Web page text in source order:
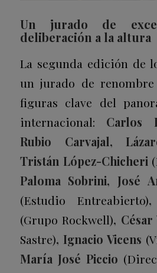
Un jurado de
deliberación a la altura
La segunda edición de
un jurado de
figuras clave del
internacional: Carlos
Rubio Carvajal,
Tristán López-Chicheri
Paloma Sobrini, José
(Estudio Entreabierto),
(Grupo Rockwell), César
Sastre), Ignacio Vicens
María José Piccio